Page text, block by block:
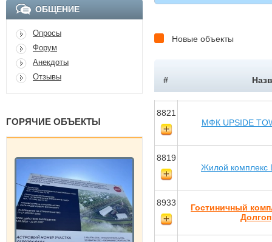
ОБЩЕНИЕ
Опросы
Форум
Анекдоты
Отзывы
ГОРЯЧИЕ ОБЪЕКТЫ
Новые объекты
#
8821
МФК UPSIDE
8819
Жилой комплекс
8933
Гостиничный